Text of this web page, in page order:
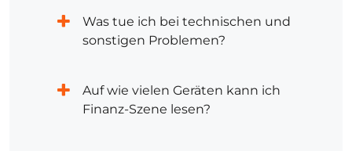
Was tue ich bei technischen und
sonstigen Problemen?
Auf wie vielen Geräten kann ich
Finanz-Szene lesen?